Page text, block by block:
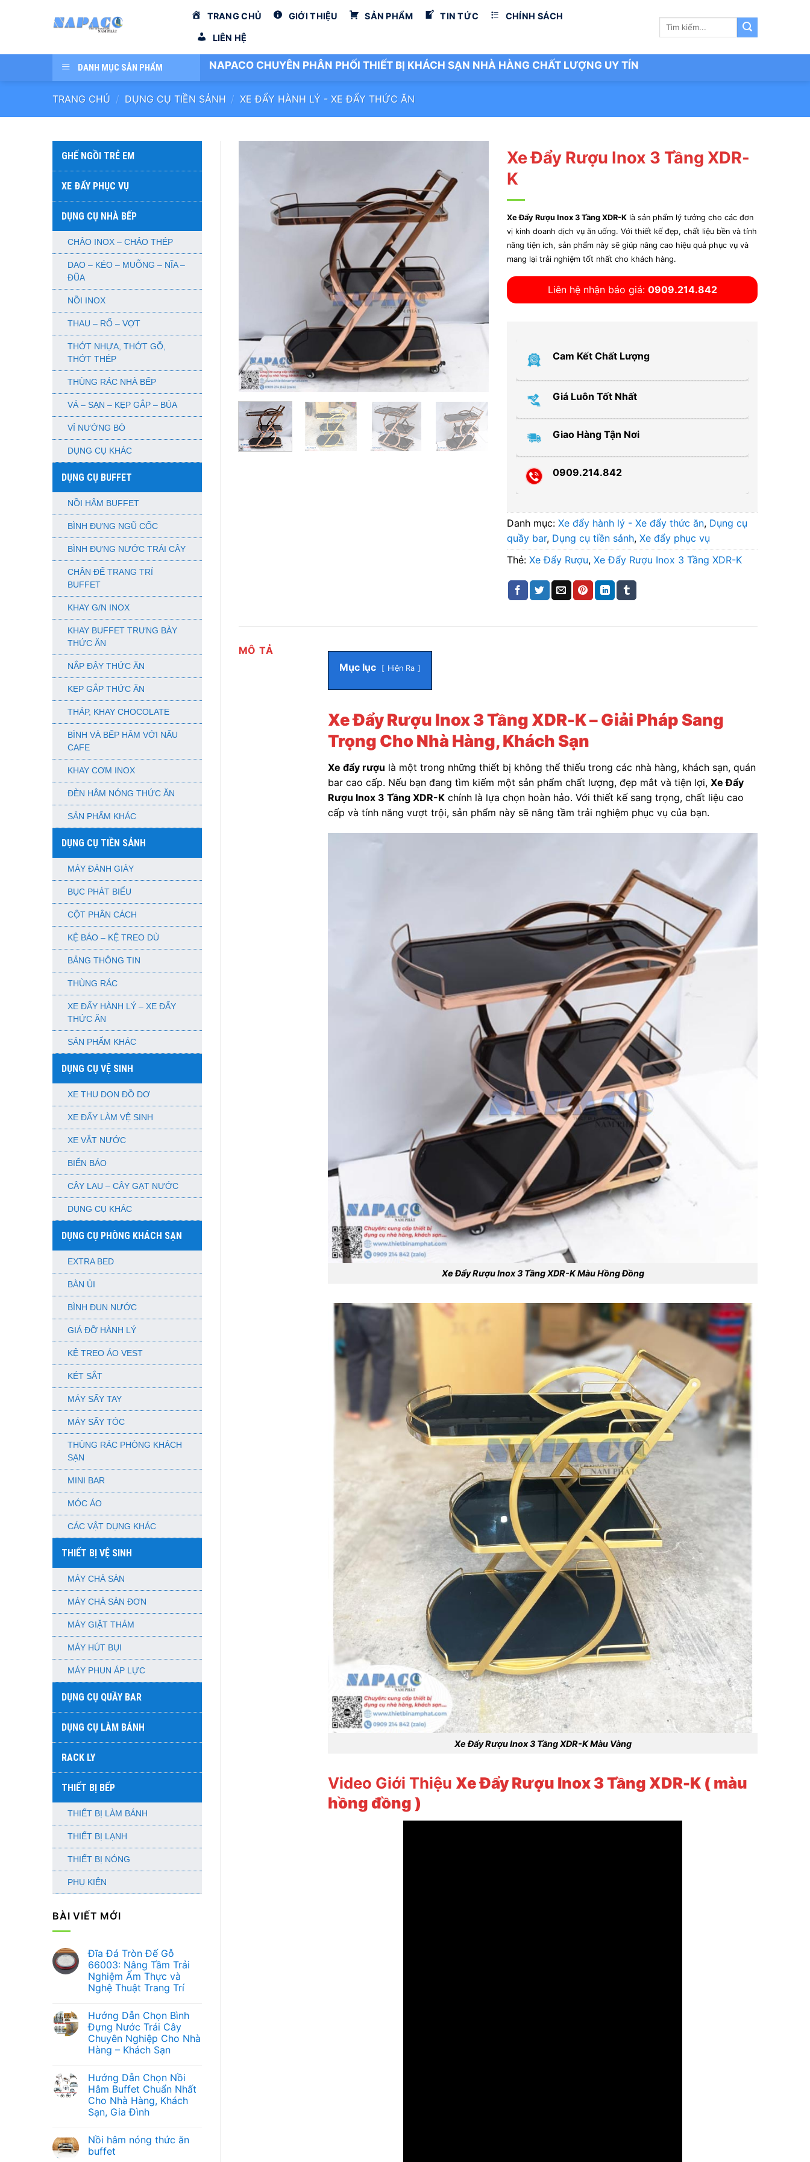
dung
TRANG CHỦ GIỚI THIỆU SẢN PHẨM TIN TỨC CHÍNH SÁCH
LIÊN HỆ
Tìm
DANH MỤC SẢN PHẨM NAPACO CHUYÊN PHÂN PHỐI THIẾT BỊ KHÁCH SẠN NHÀ HÀNG CHẤT LƯỢNG UY TÍN
TRANG CHỦ / DỤNG CỤ TIỀN SẢNH / XE ĐẨY HÀNH LÝ - XE ĐẨY THỨC ĂN
GHẾ NGỒI TRẺ EM
XE ĐẨY PHỤC VỤ
DỤNG CỤ NHÀ BẾP
CHẢO INOX – CHẢO THÉP
DAO – KÉO – MUỖNG – NĨA –
ĐŨA
NỒI INOX
THAU – RỔ – VỢT
THỚT NHỰA, THỚT GỖ,
THỚT THÉP
THÙNG RÁC NHÀ BẾP
VÁ – SẠN – KẸP GẮP – BÚA
VỈ NƯỚNG BÒ
DỤNG CỤ KHÁC
DỤNG CỤ BUFFET
NỒI HÂM BUFFET
BÌNH ĐỰNG NGŨ CỐC
BÌNH ĐỰNG NƯỚC TRÁI CÂY
CHÂN ĐẾ TRANG TRÍ
BUFFET
KHAY G/N INOX
KHAY BUFFET TRƯNG BÀY
THỨC ĂN
NẮP ĐẬY THỨC ĂN
KẸP GẮP THỨC ĂN
THÁP, KHAY CHOCOLATE
BÌNH VÀ BẾP HÂM VỚI NẤU
CAFE
KHAY CƠM INOX
ĐÈN HÂM NÓNG THỨC ĂN
SẢN PHẨM KHÁC
DỤNG CỤ TIỀN SẢNH
MÁY ĐÁNH GIÀY
BỤC PHÁT BIỂU
CỘT PHÂN CÁCH
KỆ BÁO – KỆ TREO DÙ
BẢNG THÔNG TIN
THÙNG RÁC
XE ĐẨY HÀNH LÝ – XE ĐẨY
THỨC ĂN
SẢN PHẨM KHÁC
DỤNG CỤ VỆ SINH
XE THU DỌN ĐỒ DƠ
XE ĐẨY LÀM VỆ SINH
XE VẮT NƯỚC
BIỂN BÁO
CÂY LAU – CÂY GẠT NƯỚC
DỤNG CỤ KHÁC
DỤNG CỤ PHÒNG KHÁCH SẠN
EXTRA BED
BÀN ỦI
BÌNH ĐUN NƯỚC
GIÁ ĐỠ HÀNH LÝ
KỆ TREO ÁO VEST
KÉT SẮT
MÁY SẤY TAY
MÁY SẤY TÓC
THÙNG RÁC PHÒNG KHÁCH
SẠN
MINI BAR
MÓC ÁO
CÁC VẬT DỤNG KHÁC
THIẾT BỊ VỆ SINH
MÁY CHÀ SÀN
MÁY CHÀ SÀN ĐƠN
MÁY GIẶT THẢM
MÁY HÚT BỤI
MÁY PHUN ÁP LỰC
DỤNG CỤ QUẦY BAR
DỤNG CỤ LÀM BÁNH
RACK LY
THIẾT BỊ BẾP
THIẾT BỊ LÀM BÁNH
THIẾT BỊ LẠNH
THIẾT BỊ NÓNG
PHỤ KIỆN
BÀI VIẾT MỚI
Đĩa Đá Tròn Đế Gỗ
66003: Nâng Tầm Trải
Nghiệm Ẩm Thực và
Nghệ Thuật Trang Trí
bình
luận
ở
Đĩa
Đá
Tròn
66003:
Nâng
Tầm
Trải
Nghiệm
Ẩm
Nghệ
Thuật
Trang
Hướng Dẫn Chọn Bình
Đựng Nước Trái Cây
Chuyên Nghiệp Cho Nhà
Hàng – Khách Sạn
bình
luận
ở
Hướng
Dẫn
Chọn
Nước
Trái
Cây
Hướng Dẫn Chọn Nồi
Hâm Buffet Chuẩn Nhất
Cho Nhà Hàng, Khách
Sạn, Gia Đình
bình
luận
ở
Nồi hâm nóng thức ăn
buffet
Xe Đẩy Rượu Inox 3 Tầng XDR-
K
Xe Đẩy Rượu Inox 3 Tầng XDR-K là sản phẩm lý tưởng cho các đơn
vị kinh doanh dịch vụ ăn uống. Với thiết kế đẹp, chất liệu bền và tính
năng tiện ích, sản phẩm này sẽ giúp nâng cao hiệu quả phục vụ và
mang lại trải nghiệm tốt nhất cho khách hàng.
Liên hệ nhận báo giá: 0909.214.842
Cam Kết Chất Lượng
Giá Luôn Tốt Nhất
Giao Hàng Tận Nơi
0909.214.842
Danh mục:Xe đẩy hành lý - Xe đẩy thức ăn, Dụng cụ
quầy bar, Dụng cụ tiền sảnh,Xe đẩy phục vụ
Thẻ:Xe Đẩy Rượu,Xe Đẩy Rượu Inox 3 Tầng XDR-K
MÔ TẢ
Mục lục
Hiện Ra
Xe Đẩy Rượu Inox 3 Tầng XDR-K – Giải Pháp Sang
Trọng Cho Nhà Hàng, Khách Sạn
Xe đẩy rượu là một trong những thiết bị không thể thiếu trong các nhà hàng, khách sạn, quán
bar cao cấp. Nếu bạn đang tìm kiếm một sản phẩm chất lượng, đẹp mắt và tiện lợi,Xe Đẩy
Rượu Inox 3 Tầng XDR-K chính là lựa chọn hoàn hảo. Với thiết kế sang trọng, chất liệu cao
cấp và tính năng vượt trội, sản phẩm này sẽ nâng tầm trải nghiệm phục vụ của bạn.
Xe Đẩy Rượu Inox 3 Tầng XDR-K Màu Hồng Đồng
Xe Đẩy Rượu Inox 3 Tầng XDR-K Màu Vàng
Video Giới Thiệu Xe Đẩy Rượu Inox 3 Tầng XDR-K ( màu
hồng đồng )